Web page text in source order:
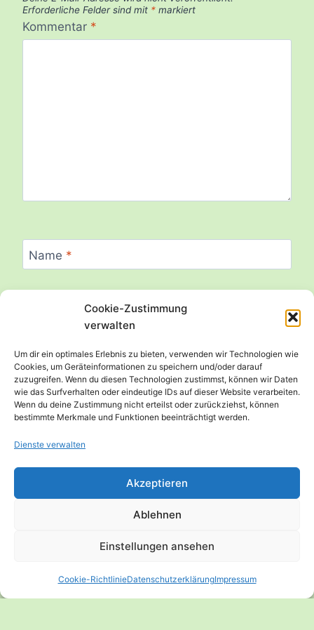
Cookie-Zustimmung
verwalten
Um dir ein optimales Erlebnis zu bieten, verwenden wir Technologien wie
Cookies, um Geräteinformationen zu speichern und/oder darauf
zuzugreifen. Wenn du diesen Technologien zustimmst, können wir Daten
wie das Surfverhalten oder eindeutige IDs auf dieser Website verarbeiten.
Wenn du deine Zustimmung nicht erteilst oder zurückziehst, können
bestimmte Merkmale und Funktionen beeinträchtigt werden.
Dienste verwalten
Akzeptieren
Ablehnen
Einstellungen ansehen
Cookie-RichtlinieDatenschutzerklärungImpressum
Erforderliche Felder sind mit * markiert
Kommentar *
Name *
Website
© 2026 Anne Mayer – Expertin für vegane